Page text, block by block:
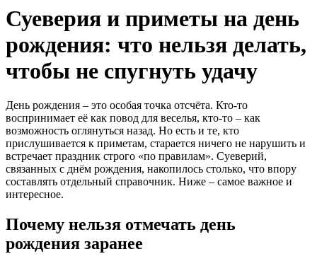
Суеверия и приметы на день
рождения: что нельзя делать,
чтобы не спугнуть удачу
День рождения – это особая точка отсчёта. Кто-то
воспринимает её как повод для веселья, кто-то – как
возможность оглянуться назад. Но есть и те, кто
прислушивается к приметам, старается ничего не нарушить и
встречает праздник строго «по правилам». Суеверий,
связанных с днём рождения, накопилось столько, что впору
составлять отдельный справочник. Ниже – самое важное и
интересное.
Почему нельзя отмечать день
рождения заранее